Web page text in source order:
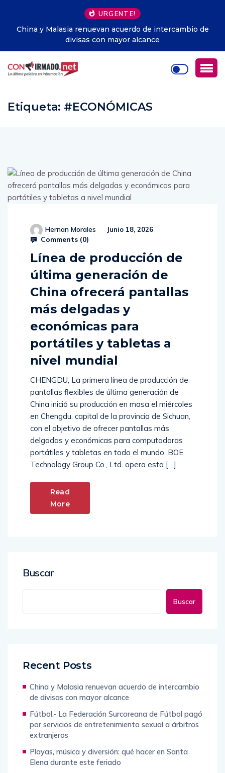
URGENTE!
de
Fútbol.- La Federación Surcoreana de Fútbol
servicios de entretenimiento sexual a
extranjeros
Etiqueta: #ECONÓMICAS
Hernan Morales Junio 18, 2026
Comments (0)
Línea de producción de
última generación de
China ofrecerá pantallas
más delgadas y
económicas para
portátiles y tabletas a
nivel mundial
CHENGDU, La primera línea de producción de
pantallas flexibles de última generación de
China inició su producción en masa el miércoles
en Chengdu, capital de la provincia de Sichuan,
con el objetivo de ofrecer pantallas más
delgadas y económicas para computadoras
portátiles y tabletas en todo el mundo. BOE
Technology Group Co., Ltd. opera esta […]
Read
More
Buscar
Buscar
Recent Posts
China y Malasia renuevan acuerdo de intercambio
de divisas con mayor alcance
Fútbol.- La Federación Surcoreana de Fútbol pagó
por servicios de entretenimiento sexual a árbitros
extranjeros
Playas, música y diversión: qué hacer en Santa
Elena durante este feriado